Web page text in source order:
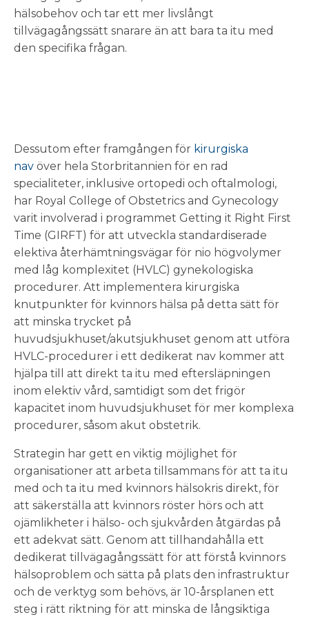
hälsobehov och tar ett mer livslångt
tillvägagångssätt snarare än att bara ta itu med
den specifika frågan.
Dessutom efter framgången för kirurgiska
nav över hela Storbritannien för en rad
specialiteter, inklusive ortopedi och oftalmologi,
har Royal College of Obstetrics and Gynecology
varit involverad i programmet Getting it Right First
Time (GIRFT) för att utveckla standardiserade
elektiva återhämtningsvägar för nio högvolymer
med låg komplexitet (HVLC) gynekologiska
procedurer. Att implementera kirurgiska
knutpunkter för kvinnors hälsa på detta sätt för
att minska trycket på
huvudsjukhuset/akutsjukhuset genom att utföra
HVLC-procedurer i ett dedikerat nav kommer att
hjälpa till att direkt ta itu med eftersläpningen
inom elektiv vård, samtidigt som det frigör
kapacitet inom huvudsjukhuset för mer komplexa
procedurer, såsom akut obstetrik.
Strategin har gett en viktig möjlighet för
organisationer att arbeta tillsammans för att ta itu
med och ta itu med kvinnors hälsokris direkt, för
att säkerställa att kvinnors röster hörs och att
ojämlikheter i hälso- och sjukvården åtgärdas på
ett adekvat sätt. Genom att tillhandahålla ett
dedikerat tillvägagångssätt för att förstå kvinnors
hälsoproblem och sätta på plats den infrastruktur
och de verktyg som behövs, är 10-årsplanen ett
steg i rätt riktning för att minska de långsiktiga